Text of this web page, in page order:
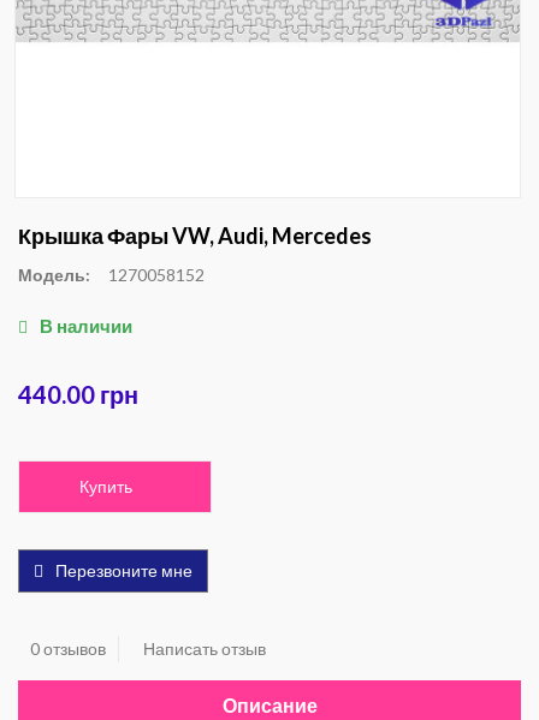
Крышка Фары VW, Audi, Mercedes
Модель: 1270058152
В наличии
440.00 грн
Купить
Перезвоните мне
0 отзывов Написать отзыв
Описание